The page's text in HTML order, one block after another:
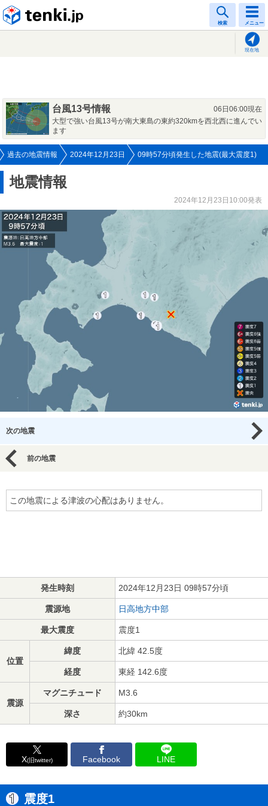
検索 メニュー
現在地
台風13号情報
06日06:00現在
大型で強い台風13号が南大東島の東約320kmを西北西に進んでい
ます
過去の地震情報 2024年12月23日 09時57分頃発生した地震(最大震度1)
地震情報
2024年12月23日10:00発表
次の地震
前の地震
この地震による津波の心配はありません。
発生時刻 2024年12月23日 09時57分頃
震源地 日高地方中部
最大震度 震度1
位置
緯度 北緯 42.5度
経度 東経 142.6度
震源
マグニチュード M3.6
深さ 約30km
X(旧twitter) Facebook LINE
震度1